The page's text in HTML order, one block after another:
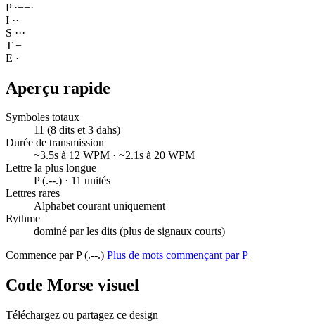
P ·−−·
I ··
S ···
T −
E ·
Aperçu rapide
Symboles totaux
11 (8 dits et 3 dahs)
Durée de transmission
~3.5s à 12 WPM · ~2.1s à 20 WPM
Lettre la plus longue
P (.--.) · 11 unités
Lettres rares
Alphabet courant uniquement
Rythme
dominé par les dits (plus de signaux courts)
Commence par P (.--.) Plus de mots commençant par P
Code Morse visuel
Téléchargez ou partagez ce design